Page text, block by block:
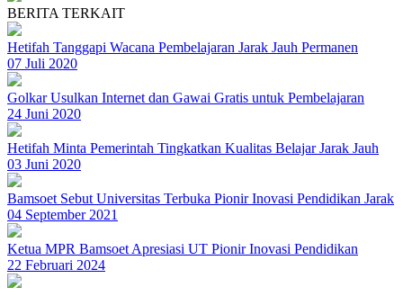
BERITA TERKAIT
Hetifah Tanggapi Wacana Pembelajaran Jarak Jauh Permanen
07 Juli 2020
Golkar Usulkan Internet dan Gawai Gratis untuk Pembelajaran
24 Juni 2020
Hetifah Minta Pemerintah Tingkatkan Kualitas Belajar Jarak Jauh
03 Juni 2020
Bamsoet Sebut Universitas Terbuka Pionir Inovasi Pendidikan Jarak
04 September 2021
Ketua MPR Bamsoet Apresiasi UT Pionir Inovasi Pendidikan
22 Februari 2024